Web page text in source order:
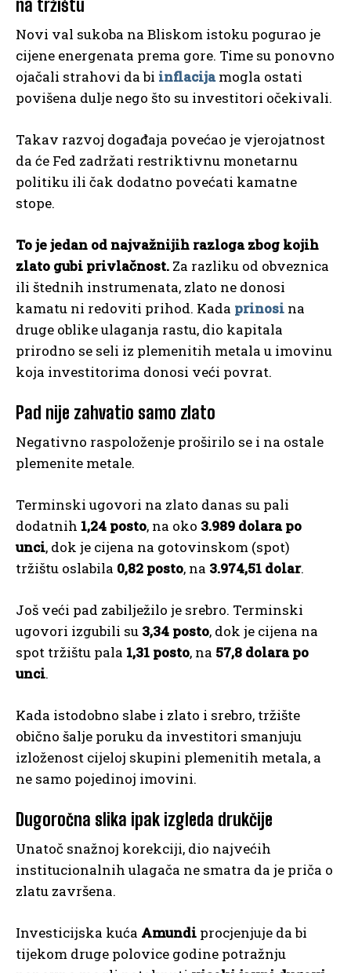
na tržištu
Novi val sukoba na Bliskom istoku pogurao je
cijene energenata prema gore. Time su ponovno
ojačali strahovi da bi inflacijamogla ostati
povišena dulje nego što su investitori očekivali.
Takav razvoj događaja povećao je vjerojatnost
da će Fed zadržati restriktivnu monetarnu
politiku ili čak dodatno povećati kamatne
stope.
To je jedan od najvažnijih razloga zbog kojih
zlato gubi privlačnost. Za razliku od obveznica
ili štednih instrumenata, zlato ne donosi
kamatu ni redoviti prihod. Kada prinosi na
druge oblike ulaganja rastu, dio kapitala
prirodno se seli iz plemenitih metala u imovinu
koja investitorima donosi veći povrat.
Pad nije zahvatio samo zlato
Negativno raspoloženje proširilo se i na ostale
plemenite metale.
Terminski ugovori na zlato danas su pali
dodatnih 1,24 posto, na oko 3.989 dolara po
unci, dok je cijena na gotovinskom (spot)
tržištu oslabila 0,82 posto, na 3.974,51 dolar.
Još veći pad zabilježilo je srebro. Terminski
ugovori izgubili su 3,34 posto, dok je cijena na
spot tržištu pala 1,31 posto, na 57,8 dolara po
unci.
Kada istodobno slabe i zlato i srebro, tržište
obično šalje poruku da investitori smanjuju
izloženost cijeloj skupini plemenitih metala, a
ne samo pojedinoj imovini.
Dugoročna slika ipak izgleda drukčije
Unatoč snažnoj korekciji, dio najvećih
institucionalnih ulagača ne smatra da je priča o
zlatu završena.
Investicijska kuća Amundi procjenjuje da bi
tijekom druge polovice godine potražnju